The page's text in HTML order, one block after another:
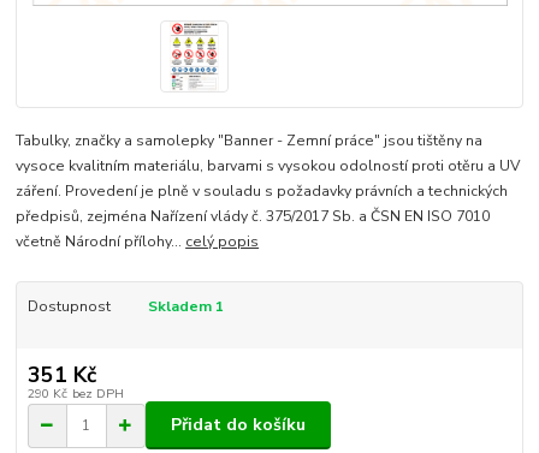
Tabulky, značky a samolepky "Banner - Zemní práce" jsou tištěny na
vysoce kvalitním materiálu, barvami s vysokou odolností proti otěru a UV
záření. Provedení je plně v souladu s požadavky právních a technických
předpisů, zejména Nařízení vlády č. 375/2017 Sb. a ČSN EN ISO 7010
včetně Národní přílohy... celý popis
Dostupnost Skladem 1
351 Kč
290 Kč bez DPH
Přidat do košíku